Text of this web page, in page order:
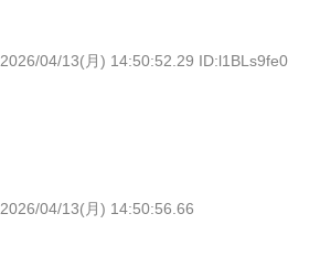
2026/04/13(月) 14:50:52.29 ID:l1BLs9fe0
2026/04/13(月) 14:50:56.66